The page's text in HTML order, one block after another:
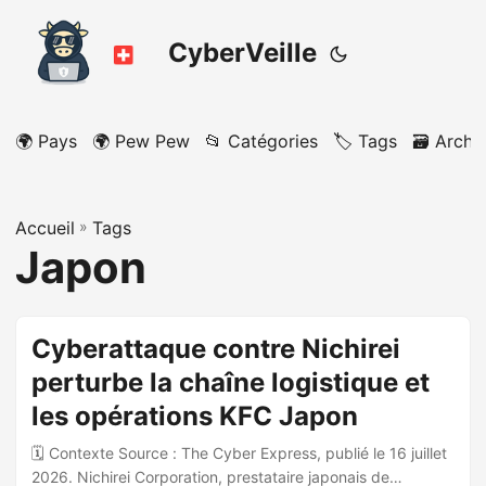
CyberVeille
🌍 Pays 🌍 Pew Pew 📂 Catégories 🏷️ Tags 🗃️
Accueil » Tags
Japon
Cyberattaque contre Nichirei
perturbe la chaîne logistique et
les opérations KFC Japon
🗓️ Contexte Source : The Cyber Express, publié le 16 juillet
2026. Nichirei Corporation, prestataire japonais de